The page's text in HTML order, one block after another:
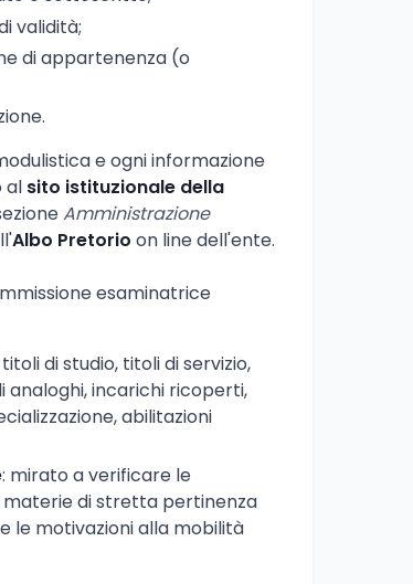
validità;
di appartenenza (o
e ogni informazione
al sito istituzionale della
Amministrazione
Albo Pretorio on line dell'ente.
esaminatrice
di studio, titoli di servizio,
incarichi ricoperti,
abilitazioni
: mirato a verificare le
di stretta pertinenza
le motivazioni alla mobilità